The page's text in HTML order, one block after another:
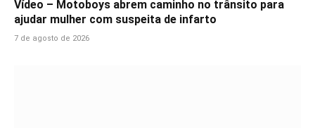
Vídeo – Motoboys abrem caminho no trânsito para
ajudar mulher com suspeita de infarto
7 de agosto de 2026